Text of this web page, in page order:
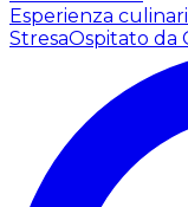
Esperienza
StresaOspitato da